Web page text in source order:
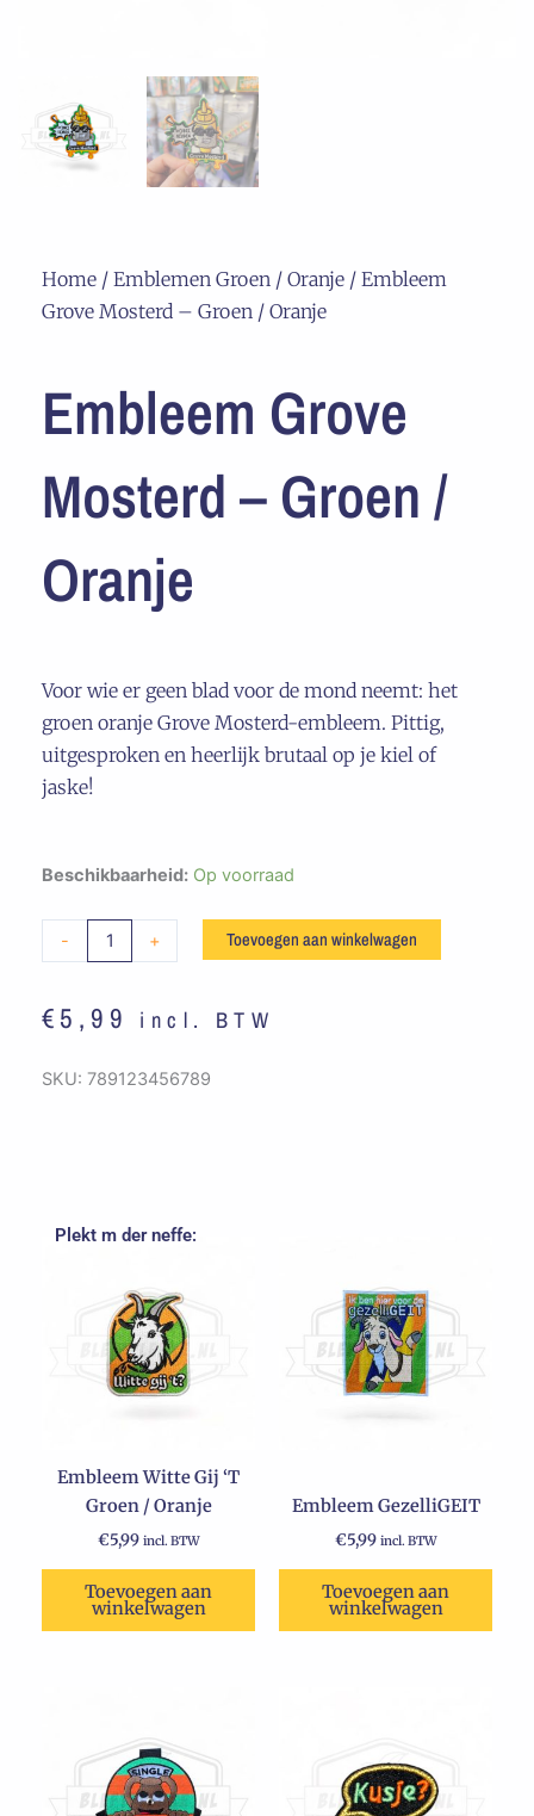
Home / Emblemen Groen / Oranje / Embleem
Grove Mosterd – Groen / Oranje
Embleem Grove
Mosterd – Groen /
Oranje
Voor wie er geen blad voor de mond neemt: het
groen oranje Grove Mosterd-embleem. Pittig,
uitgesproken en heerlijk brutaal op je kiel of
jaske!
Beschikbaarheid: Op voorraad
-
Embleem
Mosterd
-
/
aantal
+ Toevoegen aan winkelwagen
€5,99 incl. BTW
SKU: 789123456789
Plekt m der neffe:
Embleem Witte Gij ‘T
Groen / Oranje
€5,99 incl. BTW
Toevoegen aan
winkelwagen
Embleem GezelliGEIT
€5,99 incl. BTW
Toevoegen aan
winkelwagen